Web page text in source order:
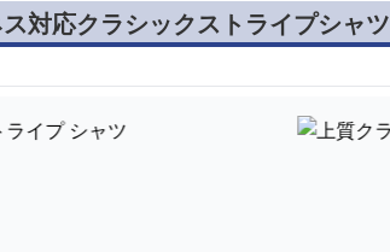
対応クラシックストライプシャツ